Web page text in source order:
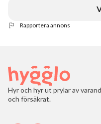
Rapportera annons
Hyr och hyr ut prylar av
och försäkrat.